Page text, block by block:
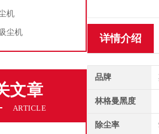
机
尘机
文章
ARTICLE
详情介绍
品牌
林格曼黑度
除尘率